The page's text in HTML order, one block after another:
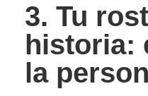
3. Tu
historia:
la